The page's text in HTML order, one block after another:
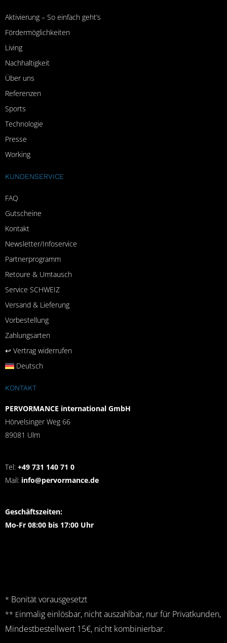
Aktivierung – So einfach geht’s
Fördermöglichkeiten
Living
Nachhaltigkeit
Über uns
Referenzen
Sports
Technologie
Presse
Working
KUNDENSERVICE
FAQ
Gutscheine
Kontakt
Newsletter/Infoservice
Partnerprogramm
Retoure & Umtausch
Service SCHWEIZ
Versand & Lieferung
Vorbestellung
Zahlungsarten
↩︎ Vertrag widerrufen
Deutsch
KONTAKT
PERVORMANCE international GmbH
Hörvelsinger Weg 66
89081 Ulm
Tel: +49 731 140 71 0
Mail: info@pervormance.de
Geschäftszeiten:
Mo-Fr 08:00 bis 17:00 Uhr
* Bonität vorausgesetzt
** Einmalig einlösbar, nicht auszahlbar, nur für Privatkunden,
Mindestbestellwert 15€, nicht kombinierbar.